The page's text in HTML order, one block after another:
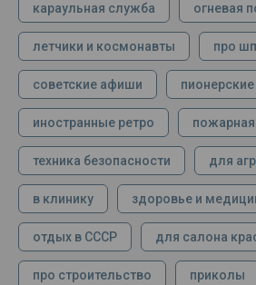
караульная служба огневая
летчики и космонавты про
советские афиши пионерские
иностранные ретро пожарная
техника безопасности для
в клинику здоровье и
отдых в СССР для салона
про строительство приколы